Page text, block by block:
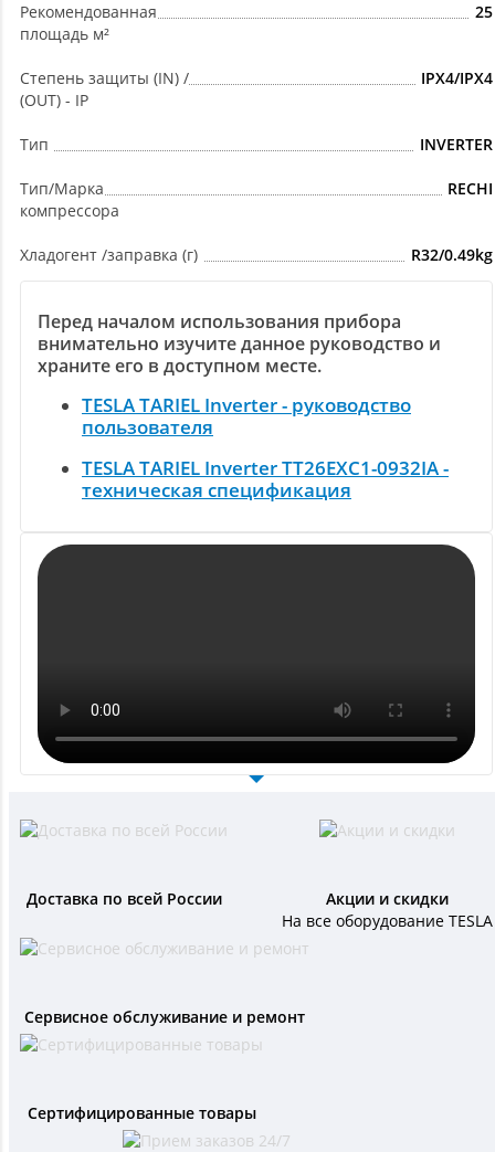
Рекомендованная
площадь м²
25
Степень защиты (IN) /
(OUT) - IP
IPX4/IPX4
Тип INVERTER
Тип/Марка
компрессора
RECHI
Хладогент /заправка (г) R32/0.49kg
Перед началом использования прибора
внимательно изучите данное руководство и
храните его в доступном месте.
TESLA TARIEL Inverter - руководство
пользователя
TESLA TARIEL Inverter TT26EXC1-0932IA -
техническая спецификация
Доставка по всей России
Акции и скидки
На все оборудование TESLA
Сервисное обслуживание и ремонт
Сертифицированные товары